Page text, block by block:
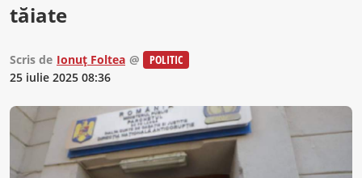
tăiate
Scris de Ionuț Foltea @
POLITIC
25 iulie 2025 08:36